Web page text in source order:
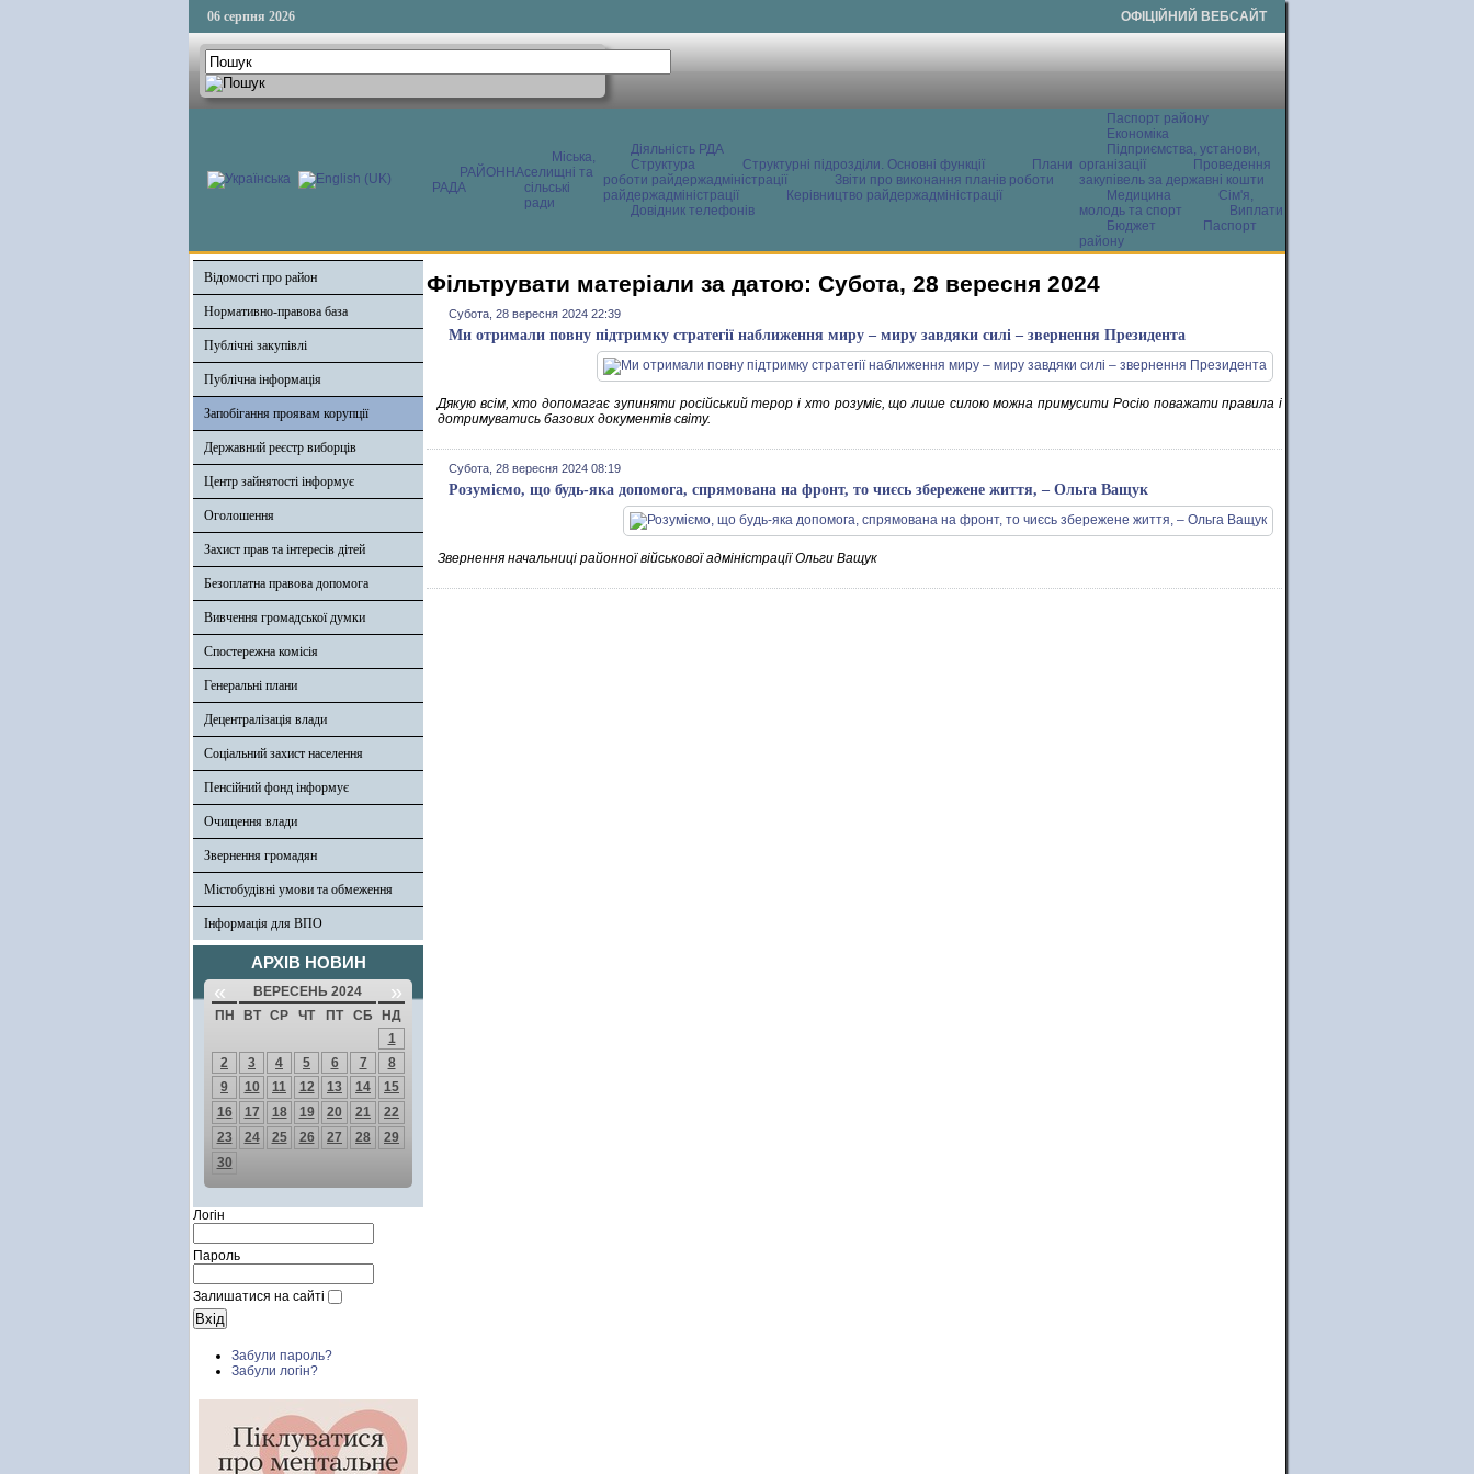
06 серпня 2026 ОФІЦІЙНИЙ ВЕБСАЙТ
РАЙОННА
РАДА
Міська,
селищні та
сільські
ради
Діяльність РДА
Структура
Структурні підрозділи. Основні функції
Плани
роботи райдержадміністрації
Звіти про виконання планів роботи
райдержадміністрації
Керівництво райдержадміністрації
Довідник телефонів
Паспорт району
Економіка
Підприємства, установи,
організації
Проведення
закупівель за державні кошти
Медицина
Сім'я,
молодь та спорт
Виплати
Бюджет
Паспорт
району
Відомості про район
Нормативно-правова база
Публічні закупівлі
Публічна інформація
Запобігання проявам корупції
Державний реєстр виборців
Центр зайнятості інформує
Оголошення
Захист прав та інтересів дітей
Безоплатна правова допомога
Вивчення громадської думки
Спостережна комісія
Генеральні плани
Децентралізація влади
Соціальний захист населення
Пенсійний фонд інформує
Очищення влади
Звернення громадян
Містобудівні умови та обмеження
Інформація для ВПО
АРХІВ НОВИН
« ВЕРЕСЕНЬ 2024 »
ПН ВТ СР ЧТ ПТ СБ
НД
1
2
3 4 5 6 7
8
9
10 11 12 13 14
15
16
17 18 19 20 21
22
23
24 25 26 27 28
29
30
Логін
Пароль
Залишатися на сайті
Забули пароль?
Забули логін?
Фільтрувати матеріали за датою: Субота, 28 вересня 2024
Субота, 28 вересня 2024 22:39
Ми отримали повну підтримку стратегії наближення миру – миру завдяки силі – звернення Президента
Дякую всім, хто допомагає зупиняти російський терор і хто розуміє, що лише силою можна примусити Росію поважати правила і
дотримуватись базових документів світу.
Субота, 28 вересня 2024 08:19
Розуміємо, що будь-яка допомога, спрямована на фронт, то чиєсь збережене життя, – Ольга Ващук
Звернення начальниці районної військової адміністрації Ольги Ващук